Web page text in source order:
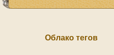
Облако тегов